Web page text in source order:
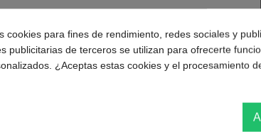
ofrece una excelente protección!
deseas recibir tu pedido?
tu ubicación para mostrarte los precios e
correctos para tu región.
cookies para fines de rendimiento, redes sociales y
publicitarias de terceros se utilizan para ofrecerte
¿Aceptas estas cookies y el procesamiento